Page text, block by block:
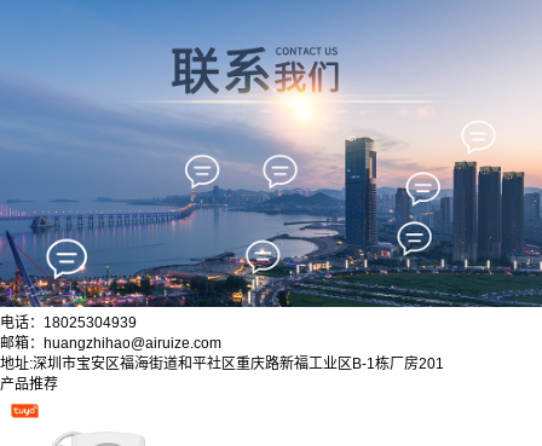
电话：18025304939
邮箱：huangzhihao@airuize.com
地址:深圳市宝安区福海街道和平社区重庆路新福工业区B-1栋厂房201
产品推荐